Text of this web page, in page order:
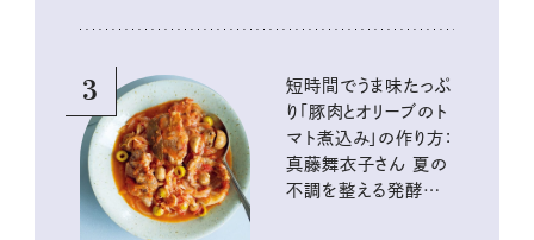
3
短時間でうま味たっぷ
り「豚肉とオリーブのト
マト煮込み」の作り方：
真藤舞衣子さん 夏の
不調を整える発酵レ